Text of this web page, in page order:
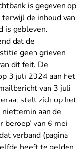
is gegeven op
de inhoud van
is gebleven.
dat de
geen grieven
dit feit. De
3 juli 2024 aan het
van 3 juli
stelt zich op het
aan de
beroep’ van 6 mei
verband (pagina